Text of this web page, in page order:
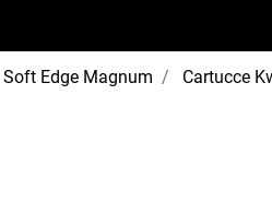
Soft Edge Magnum Cartucce